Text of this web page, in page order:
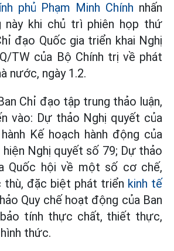
phủ Phạm Minh Chính nhấn
này khi chủ trì phiên họp thứ
đạo Quốc gia triển khai Nghị
TW của Bộ Chính trị về phát
nước, ngày 1.2.
Chỉ đạo tập trung thảo luận,
vào: Dự thảo Nghị quyết của
Kế hoạch hành động của
Nghị quyết số 79; Dự thảo
Quốc hội về một số cơ chế,
thù, đặc biệt phát triển kinh tế
Quy chế hoạt động của Ban
tính thực chất, thiết thực,
thức.